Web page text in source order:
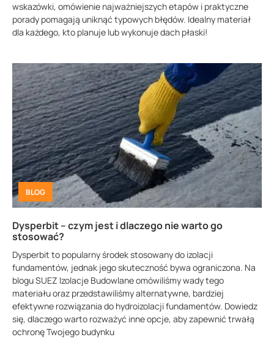
wskazówki, omówienie najważniejszych etapów i praktyczne
porady pomagają uniknąć typowych błędów. Idealny materiał
dla każdego, kto planuje lub wykonuje dach płaski!
BLOG
Dysperbit – czym jest i dlaczego nie warto go
stosować?
Dysperbit to popularny środek stosowany do izolacji
fundamentów, jednak jego skuteczność bywa ograniczona. Na
blogu SUEZ Izolacje Budowlane omówiliśmy wady tego
materiału oraz przedstawiliśmy alternatywne, bardziej
efektywne rozwiązania do hydroizolacji fundamentów. Dowiedz
się, dlaczego warto rozważyć inne opcje, aby zapewnić trwałą
ochronę Twojego budynku